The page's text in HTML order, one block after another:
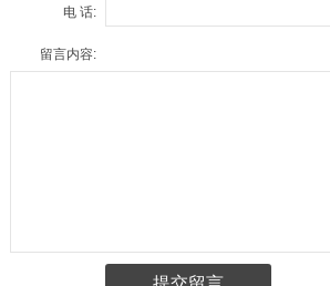
电 话:
留言内容: